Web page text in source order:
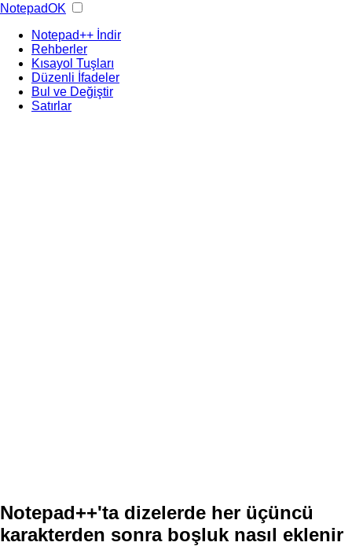
NotepadOK
Notepad++ İndir
Rehberler
Kısayol Tuşları
Düzenli İfadeler
Bul ve Değiştir
Satırlar
Notepad++'ta dizelerde her üçüncü
karakterden sonra boşluk nasıl eklenir